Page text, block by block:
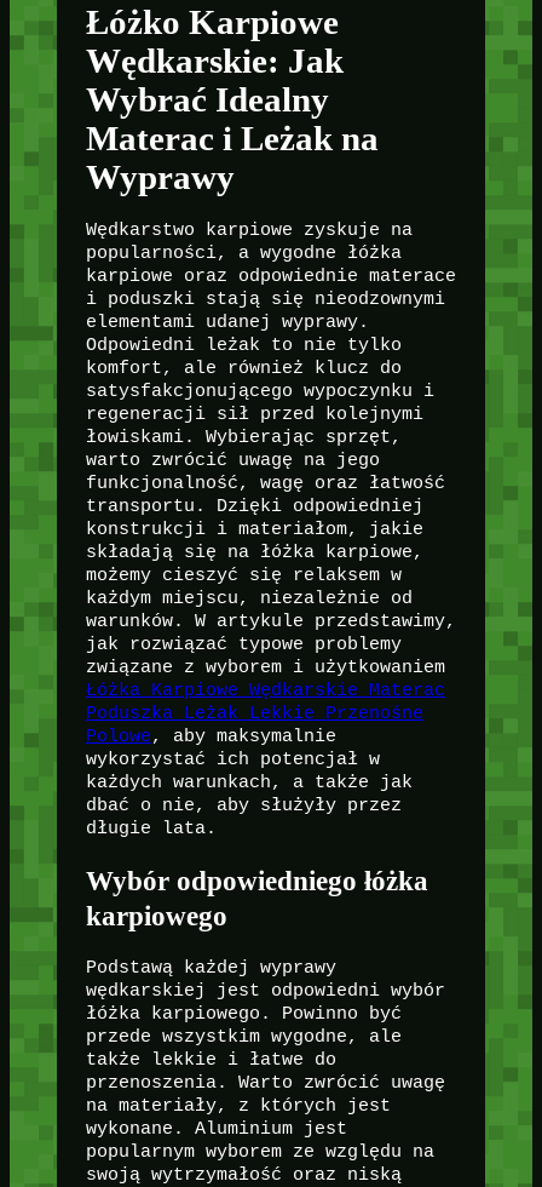
Łóżko Karpiowe
Wędkarskie: Jak
Wybrać Idealny
Materac i Leżak na
Wyprawy
Wędkarstwo karpiowe zyskuje na
popularności, a wygodne łóżka
karpiowe oraz odpowiednie materace
i poduszki stają się nieodzownymi
elementami udanej wyprawy.
Odpowiedni leżak to nie tylko
komfort, ale również klucz do
satysfakcjonującego wypoczynku i
regeneracji sił przed kolejnymi
łowiskami. Wybierając sprzęt,
warto zwrócić uwagę na jego
funkcjonalność, wagę oraz łatwość
transportu. Dzięki odpowiedniej
konstrukcji i materiałom, jakie
składają się na łóżka karpiowe,
możemy cieszyć się relaksem w
każdym miejscu, niezależnie od
warunków. W artykule przedstawimy,
jak rozwiązać typowe problemy
związane z wyborem i użytkowaniem
Łóżka Karpiowe Wędkarskie Materac
Poduszka Leżak Lekkie Przenośne
Polowe, aby maksymalnie
wykorzystać ich potencjał w
każdych warunkach, a także jak
dbać o nie, aby służyły przez
długie lata.
Wybór odpowiedniego łóżka
karpiowego
Podstawą każdej wyprawy
wędkarskiej jest odpowiedni wybór
łóżka karpiowego. Powinno być
przede wszystkim wygodne, ale
także lekkie i łatwe do
przenoszenia. Warto zwrócić uwagę
na materiały, z których jest
wykonane. Aluminium jest
popularnym wyborem ze względu na
swoją wytrzymałość oraz niską